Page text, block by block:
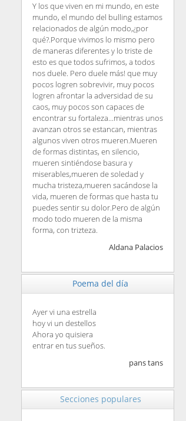
Y los que viven en mi mundo, en este
mundo, el mundo del bulling estamos
relacionados de algún modo,¿por
qué?.Porque vivimos lo mismo pero
de maneras diferentes y lo triste de
esto es que todos sufrimos, a todos
nos duele. Pero duele más! que muy
pocos logren sobrevivir, muy pocos
logren afrontar la adversidad de su
caos, muy pocos son capaces de
encontrar su fortaleza...mientras unos
avanzan otros se estancan, mientras
algunos viven otros mueren.Mueren
de formas distintas, en silencio,
mueren sintiéndose basura y
miserables,mueren de soledad y
mucha tristeza,mueren sacándose la
vida, mueren de formas que hasta tu
puedes sentir su dolor.Pero de algún
modo todo mueren de la misma
forma, con trizteza.
Aldana Palacios
Poema del día
Ayer vi una estrella
hoy vi un destellos
Ahora yo quisiera
entrar en tus sueños.
pans tans
Secciones populares